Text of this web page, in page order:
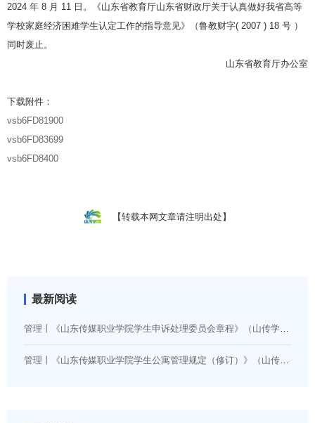
2024 年 8 月 11 日。《山东省教育厅山东省财政厅关于认真做好我省高等
学校家庭经济困难学生认定工作的指导意见》（鲁教财字( 2007 ) 18 号 ）
同时废止。
山东省教育厅办公室
下载附件：
vsb6FD81900
vsb6FD83699
vsb6FD8400
【转载本网文章请注明出处】
最新阅读